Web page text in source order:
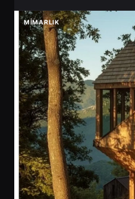
MIMARLIK